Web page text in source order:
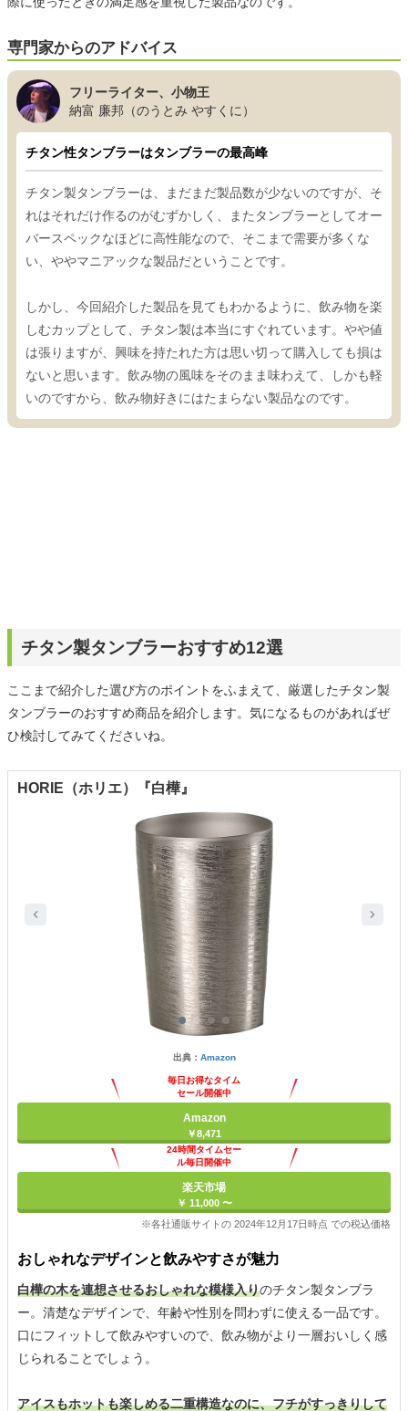
専門家からのアドバイス
フリーライター、小物王
納富 廉邦（のうとみ やすくに）
チタン性タンブラーはタンブラーの最高峰
チタン製タンブラーは、まだまだ製品数が少ないのですが、そ
れはそれだけ作るのがむずかしく、またタンブラーとしてオー
バースペックなほどに高性能なので、そこまで需要が多くな
い、ややマニアックな製品だということです。
しかし、今回紹介した製品を見てもわかるように、飲み物を楽
しむカップとして、チタン製は本当にすぐれています。やや値
は張りますが、興味を持たれた方は思い切って購入しても損は
ないと思います。飲み物の風味をそのまま味わえて、しかも軽
いのですから、飲み物好きにはたまらない製品なのです。
チタン製タンブラーおすすめ12選
ここまで紹介した選び方のポイントをふまえて、厳選したチタン製
タンブラーのおすすめ商品を紹介します。気になるものがあればぜ
ひ検討してみてくださいね。
HORIE（ホリエ）『白樺』
出典： Amazon
毎日お得なタイム
セール開催中
Amazon
￥8,471
24時間タイムセー
ル毎日開催中
楽天市場
￥ 11,000 〜
※各社通販サイトの 2024年12月17日時点 での税込価格
おしゃれなデザインと飲みやすさが魅力
白樺の木を連想させるおしゃれな模様入りのチタン製タンブラ
ー。清楚なデザインで、年齢や性別を問わずに使える一品です。
口にフィットして飲みやすいので、飲み物がより一層おいしく感
じられることでしょう。
アイスもホットも楽しめる二重構造なのに、フチがすっきりして